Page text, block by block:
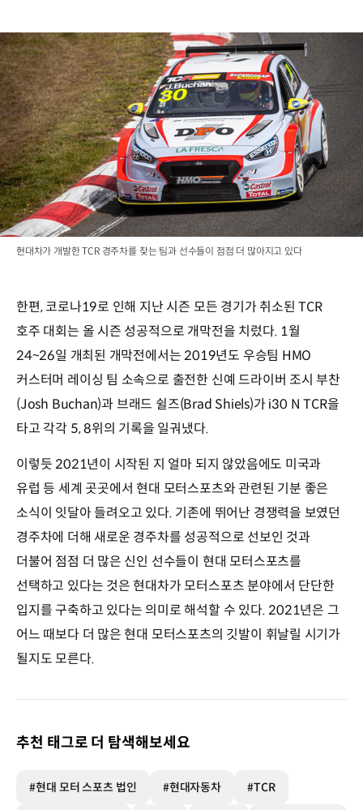
현대차가 개발한 TCR 경주차를 찾는 팀과 선수들이 점점 더 많아지고 있다
한편, 코로나19로 인해 지난 시즌 모든 경기가 취소된 TCR
호주 대회는 올 시즌 성공적으로 개막전을 치렀다. 1월
24~26일 개최된 개막전에서는 2019년도 우승팀 HMO
커스터머 레이싱 팀 소속으로 출전한 신예 드라이버 조시 부찬
(Josh Buchan)과 브래드 쉴즈(Brad Shiels)가 i30 N TCR을
타고 각각 5, 8위의 기록을 일궈냈다.
이렇듯 2021년이 시작된 지 얼마 되지 않았음에도 미국과
유럽 등 세계 곳곳에서 현대 모터스포츠와 관련된 기분 좋은
소식이 잇달아 들려오고 있다. 기존에 뛰어난 경쟁력을 보였던
경주차에 더해 새로운 경주차를 성공적으로 선보인 것과
더불어 점점 더 많은 신인 선수들이 현대 모터스포츠를
선택하고 있다는 것은 현대차가 모터스포츠 분야에서 단단한
입지를 구축하고 있다는 의미로 해석할 수 있다. 2021년은 그
어느 때보다 더 많은 현대 모터스포츠의 깃발이 휘날릴 시기가
될지도 모른다.
추천 태그로 더 탐색해보세요
#현대 모터 스포츠 법인 #현대자동차 #TCR